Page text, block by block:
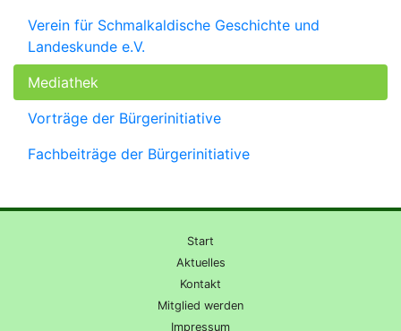
Verein für Schmalkaldische Geschichte und
Landeskunde e.V.
Mediathek
Vorträge der Bürgerinitiative
Fachbeiträge der Bürgerinitiative
Start
Aktuelles
Kontakt
Mitglied werden
Impressum